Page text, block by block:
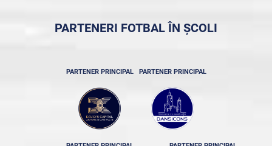
PARTENERI FOTBAL ÎN ȘCOLI
PARTENER PRINCIPAL PARTENER PRINCIPAL